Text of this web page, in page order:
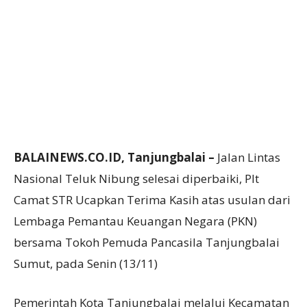
BALAINEWS.CO.ID, Tanjungbalai – Jalan Lintas
Nasional Teluk Nibung selesai diperbaiki, Plt
Camat STR Ucapkan Terima Kasih atas usulan dari
Lembaga Pemantau Keuangan Negara (PKN)
bersama Tokoh Pemuda Pancasila Tanjungbalai
Sumut, pada Senin (13/11)
Pemerintah Kota Tanjungbalai melalui Kecamatan